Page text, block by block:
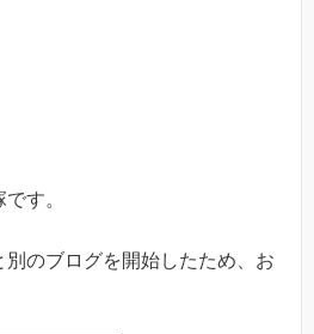
す。
のブログを開始したため、お